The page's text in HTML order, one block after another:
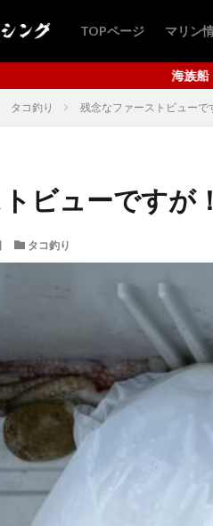
TOPページ マリン
・伊勢湾フィッシングにようこそ
タコ釣り 残念なファーストビュー
ビューですが
タコ釣り